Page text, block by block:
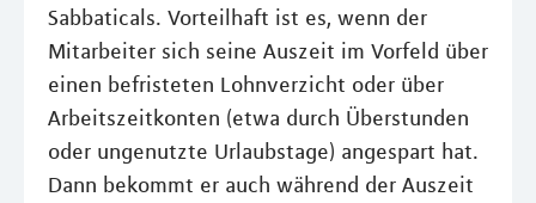
Sabbaticals. Vorteilhaft ist es, wenn der
Mitarbeiter sich seine Auszeit im Vorfeld über
einen befristeten Lohnverzicht oder über
Arbeitszeitkonten (etwa durch Überstunden
oder ungenutzte Urlaubstage) angespart hat.
Dann bekommt er auch während der Auszeit